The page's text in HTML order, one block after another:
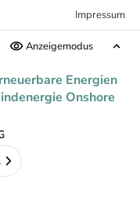
Impressum
Anzeigemodus
Energien
Onshore